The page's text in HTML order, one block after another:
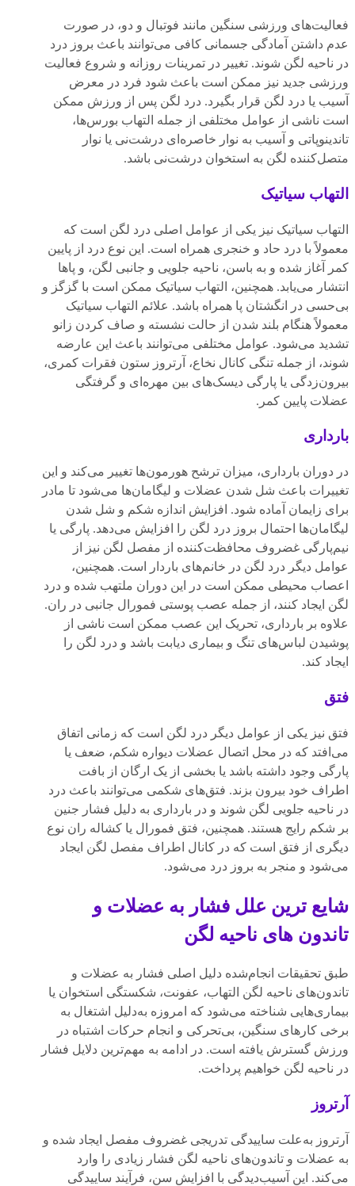
فعالیت‌های ورزشی سنگین مانند فوتبال و دو، در صورت
عدم داشتن آمادگی جسمانی کافی می‌توانند باعث بروز درد
در ناحیه لگن شوند. تغییر در تمرینات روزانه و شروع فعالیت
ورزشی جدید نیز ممکن است باعث شود فرد در معرض
آسیب یا درد لگن قرار بگیرد. درد لگن پس از ورزش ممکن
است ناشی از عوامل مختلفی از جمله التهاب بورس‌ها،
تاندینوپاتی و آسیب به نوار خاصره‌ای درشت‌نی یا نوار
متصل‌کننده لگن به استخوان درشت‌نی باشد.
التهاب سیاتیک
التهاب سیاتیک نیز یکی از عوامل اصلی درد لگن است که
معمولاً با درد حاد و خنجری همراه است. این نوع درد از پایین
کمر آغاز شده و به باسن، ناحیه جلویی و جانبی لگن، و پاها
انتشار می‌یابد. همچنین، التهاب سیاتیک ممکن است با گزگز و
بی‌حسی در انگشتان پا همراه باشد. علائم التهاب سیاتیک
معمولاً هنگام بلند شدن از حالت نشسته و صاف کردن زانو
تشدید می‌شود. عوامل مختلفی می‌توانند باعث این عارضه
شوند، از جمله تنگی کانال نخاع، آرتروز ستون فقرات کمری،
بیرون‌زدگی یا پارگی دیسک‌های بین مهره‌ای و گرفتگی
عضلات پایین کمر.
بارداری
در دوران بارداری، میزان ترشح هورمون‌ها تغییر می‌کند و این
تغییرات باعث شل شدن عضلات و لیگامان‌ها می‌شود تا مادر
برای زایمان آماده شود. افزایش اندازه شکم و شل شدن
لیگامان‌ها احتمال بروز درد لگن را افزایش می‌دهد. پارگی یا
نیم‌پارگی غضروف محافظت‌کننده از مفصل لگن نیز از
عوامل دیگر درد لگن در خانم‌های باردار است. همچنین،
اعصاب محیطی ممکن است در این دوران ملتهب شده و درد
لگن ایجاد کنند، از جمله عصب پوستی فمورال جانبی در ران.
علاوه بر بارداری، تحریک این عصب ممکن است ناشی از
پوشیدن لباس‌های تنگ و بیماری دیابت باشد و درد لگن را
ایجاد کند.
فتق
فتق نیز یکی از عوامل دیگر درد لگن است که زمانی اتفاق
می‌افتد که در محل اتصال عضلات دیواره شکم، ضعف یا
پارگی وجود داشته باشد یا بخشی از یک ارگان از بافت
اطراف خود بیرون بزند. فتق‌های شکمی می‌توانند باعث درد
در ناحیه جلویی لگن شوند و در بارداری به دلیل فشار جنین
بر شکم رایج هستند. همچنین، فتق فمورال یا کشاله ران نوع
دیگری از فتق است که در کانال اطراف مفصل لگن ایجاد
می‌شود و منجر به بروز درد می‌شود.
شایع ترین علل فشار به عضلات و
تاندون های ناحیه لگن
طبق تحقیقات انجام‌شده دلیل اصلی فشار به عضلات و
تاندون‌های ناحیه لگن التهاب، عفونت، شکستگی استخوان یا
بیماری‌هایی شناخته می‌شود که امروزه به‌دلیل اشتغال به
برخی کارهای سنگین، بی‌تحرکی و انجام حرکات اشتباه در
ورزش گسترش یافته است. در ادامه به مهم‌ترین دلایل فشار
در ناحیه لگن خواهیم پرداخت.
آرتروز
آرتروز به‌علت ساییدگی تدریجی غضروف مفصل ایجاد شده و
به عضلات و تاندون‌های ناحیه لگن فشار زیادی را وارد
می‌کند. این آسیب‌دیدگی با افزایش سن، فرآیند ساییدگی